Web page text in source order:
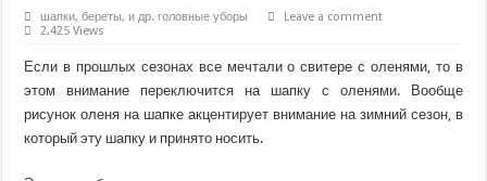
шапки, береты, и др. головные уборы
Leave a comment
2,425 Views
Если в прошлых сезонах все мечтали о свитере с оленями, то в
этом внимание переключится на шапку с оленями. Вообще
рисунок оленя на шапке акцентирует внимание на зимний сезон, в
который эту шапку и принято носить.